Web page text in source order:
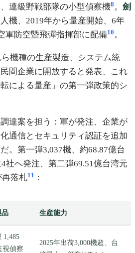
連級野戦部隊の小型偵察機8。 劍
機、2019年から量産開始、6年
軍防空暨飛彈指揮部に配備10。
機種の生産製造、システム統
間企業に開放すると発表、これ
による量産」の第一弾政策的シ
達案を担う：軍が発注、企業が
通信とセキュリティ認証を追加
。第一弾3,037機、約68.87億台
社へ発注、第二弾69.51億台湾元
再落札11 ：
品 生産能力
1,485
視偵察
2025年出荷3,000機超、台